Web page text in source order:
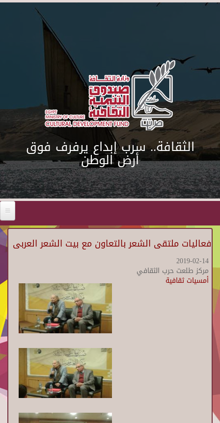
Skip to main content
الثقافة.. سرب إبداع يرفرف فوق
أرض الوطن
فعاليات ملتقى الشعر بالتعاون مع بيت الشعر العربى
2019-02-14
مركز طلعت حرب الثقافي
أمسيات ثقافية